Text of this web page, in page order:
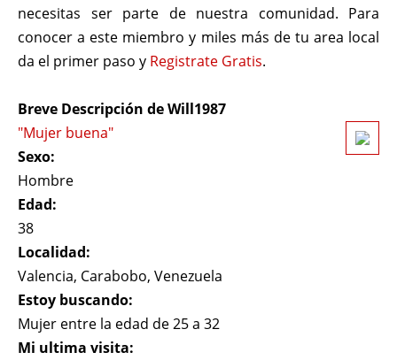
necesitas ser parte de nuestra comunidad. Para
conocer a este miembro y miles más de tu area local
da el primer paso y Registrate Gratis.
Breve Descripción de Will1987
"Mujer buena"
Sexo:
Hombre
Edad:
38
Localidad:
Valencia, Carabobo, Venezuela
Estoy buscando:
Mujer entre la edad de 25 a 32
Mi ultima visita: